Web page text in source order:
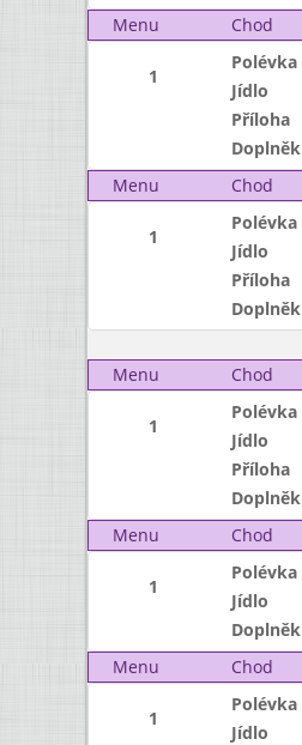
Menu
Chod
1
Polévka
Jídlo
Příloha
Doplněk
Menu
Chod
1
Polévka
Jídlo
Příloha
Doplněk
Menu
Chod
1
Polévka
Jídlo
Příloha
Doplněk
Menu
Chod
1
Polévka
Jídlo
Doplněk
Menu
Chod
1
Polévka
Jídlo